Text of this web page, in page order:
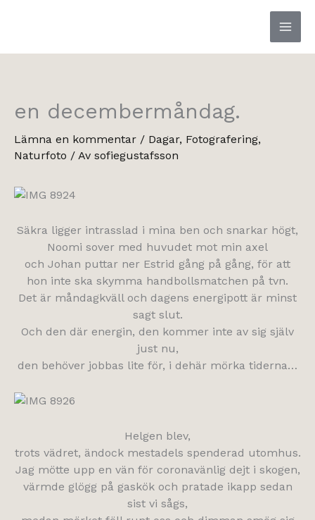
en decembermåndag.
Lämna en kommentar / Dagar, Fotografering,
Naturfoto / Av sofiegustafsson
Säkra ligger intrasslad i mina ben och snarkar högt,
Noomi sover med huvudet mot min axel
och Johan puttar ner Estrid gång på gång, för att
hon inte ska skymma handbollsmatchen på tvn.
Det är måndagkväll och dagens energipott är minst
sagt slut.
Och den där energin, den kommer inte av sig själv
just nu,
den behöver jobbas lite för, i dehär mörka tiderna…
Helgen blev,
trots vädret, ändock mestadels spenderad utomhus.
Jag mötte upp en vän för coronavänlig dejt i skogen,
värmde glögg på gaskök och pratade ikapp sedan
sist vi sågs,